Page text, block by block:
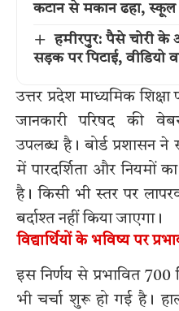
कटान से मकान ढहा,
हमीरपुर: पैसे चोरी के
सड़क पर पिटाई, वीडियो
उत्तर प्रदेश माध्यमिक
जानकारी परिषद की
उपलब्ध है। बोर्ड प्रशासन ने
में पारदर्शिता और नियमों
है। किसी भी स्तर पर
बर्दाश्त नहीं किया जाएगा।
विद्यार्थियों के भविष्य पर
इस निर्णय से प्रभावित 700
भी चर्चा शुरू हो गई है।